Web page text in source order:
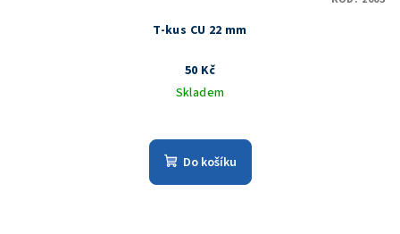
T-kus CU 22 mm
50 Kč
Skladem
Do košíku